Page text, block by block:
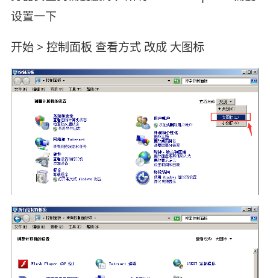
设置一下
开始 > 控制面板 查看方式 改成 大图标